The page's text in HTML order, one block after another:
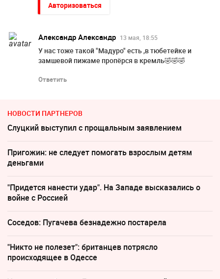
Авторизоваться
Александр Александр 13 мая, 18:55
У нас тоже такой "Мадуро" есть ,в тюбетейке и
замшевой пижаме пропёрся в кремль🤣🤣🤣
Ответить
НОВОСТИ ПАРТНЕРОВ
Слуцкий выступил с прощальным заявлением
Пригожин: не следует помогать взрослым детям
деньгами
"Придется нанести удар". На Западе высказались о
войне с Россией
Соседов: Пугачева безнадежно постарела
"Никто не полезет": британцев потрясло
происходящее в Одессе